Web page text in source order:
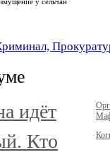
идёт
Кто